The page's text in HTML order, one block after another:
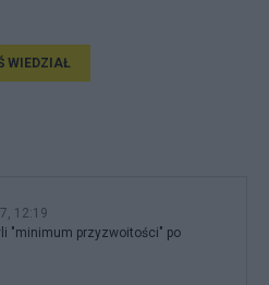
WIEDZIAŁ
12:19
"minimum przyzwoitości" po